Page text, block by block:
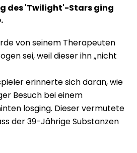
des 'Twilight'-Stars ging
von seinem Therapeuten
sei, weil dieser ihn „nicht
erinnerte sich daran, wie
Besuch bei einem
losging. Dieser vermutete
der 39-Jährige Substanzen